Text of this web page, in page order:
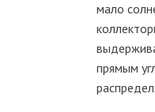
мало
прямым